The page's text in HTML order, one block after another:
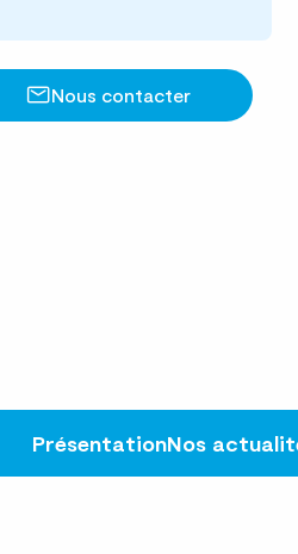
Nous contacter
PrésentationNos